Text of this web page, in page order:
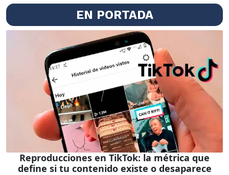
EN PORTADA
Reproducciones en TikTok: la métrica que
define si tu contenido existe o desaparece